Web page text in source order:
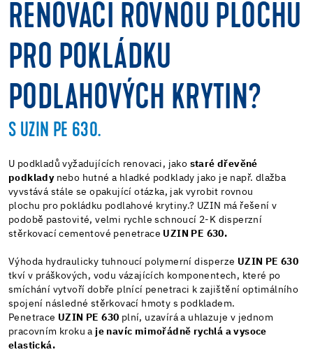
RENOVACI ROVNOU PLOCHU
PRO POKLÁDKU
PODLAHOVÝCH KRYTIN?
S UZIN PE 630.
U podkladů vyžadujících renovaci, jako staré dřevěné
podkladynebo hutné a hladké podklady jako je např. dlažba
vyvstává stále se opakující otázka, jak vyrobit rovnou
plochu pro pokládku podlahové krytiny.? UZIN má řešení v
podobě pastovité, velmi rychle schnoucí 2-K disperzní
stěrkovací cementové penetrace UZIN PE 630.
Výhoda hydraulicky tuhnoucí polymerní disperze UZIN PE 630
tkví v práškových, vodu vázajících komponentech, které po
smíchání vytvoří dobře plnící penetraci k zajištění optimálního
spojení následné stěrkovací hmoty s podkladem.
Penetrace UZIN PE 630 plní, uzavírá a uhlazuje v jednom
pracovním kroku aje navíc mimořádně rychlá a vysoce
elastická.